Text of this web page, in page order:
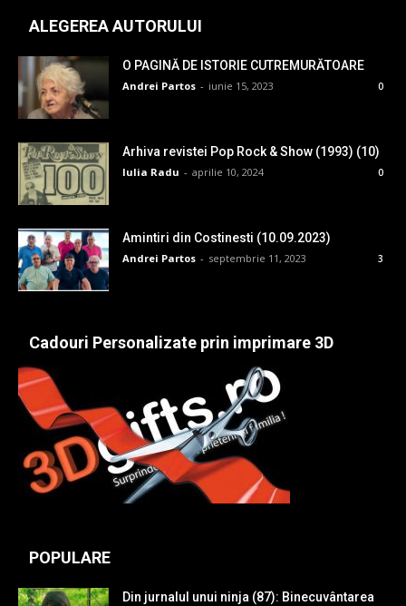
ALEGEREA AUTORULUI
O PAGINĂ DE ISTORIE CUTREMURĂTOARE
Andrei Partos - iunie 15, 2023 0
Arhiva revistei Pop Rock & Show (1993) (10)
Iulia Radu - aprilie 10, 2024 0
Amintiri din Costinesti (10.09.2023)
Andrei Partos - septembrie 11, 2023 3
Cadouri Personalizate prin imprimare 3D
POPULARE
Din jurnalul unui ninja (87): Binecuvântarea